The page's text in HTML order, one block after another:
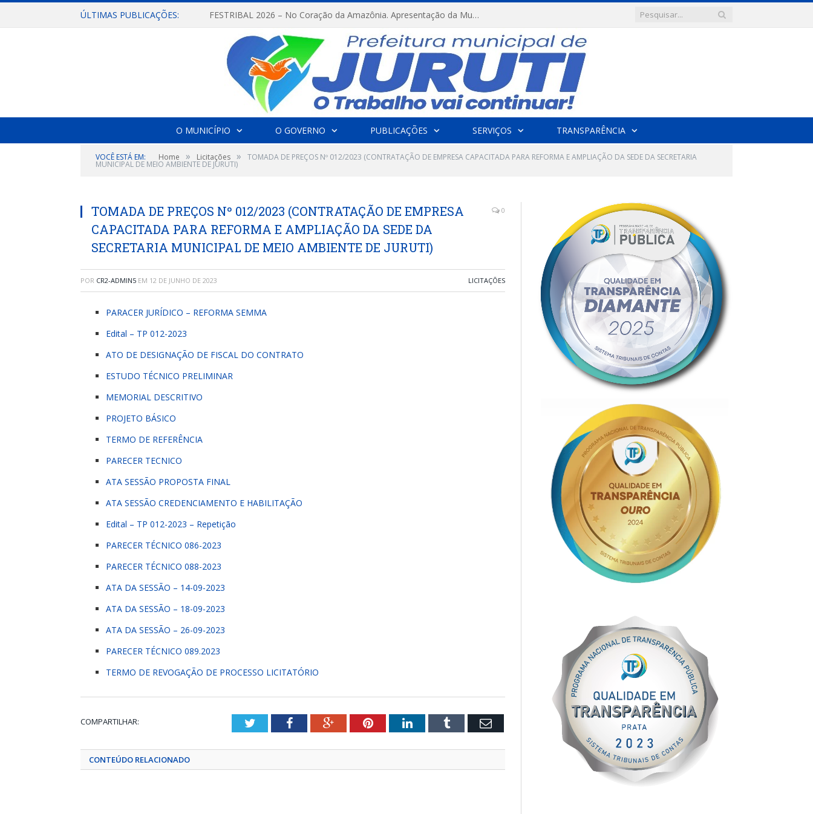
ÚLTIMAS PUBLICAÇÕES: FESTRIBAL 2026 – No Coração da Amazônia. Apresentação da Munduruku.
O MUNICÍPIO O GOVERNO PUBLICAÇÕES SERVIÇOS TRANSPARÊNCIA
VOCÊ ESTÁ EM: Home » Licitações » TOMADA DE PREÇOS Nº 012/2023 (CONTRATAÇÃO DE EMPRESA CAPACITADA PARA REFORMA E AMPLIAÇÃO DA SEDE DA SECRETARIA
MUNICIPAL DE MEIO AMBIENTE DE JURUTI)
TOMADA DE PREÇOS Nº 012/2023 (CONTRATAÇÃO DE EMPRESA
CAPACITADA PARA REFORMA E AMPLIAÇÃO DA SEDE DA
SECRETARIA MUNICIPAL DE MEIO AMBIENTE DE JURUTI)
0
POR CR2-ADMIN5 EM 12 DE JUNHO DE 2023 LICITAÇÕES
PARACER JURÍDICO – REFORMA SEMMA
Edital – TP 012-2023
ATO DE DESIGNAÇÃO DE FISCAL DO CONTRATO
ESTUDO TÉCNICO PRELIMINAR
MEMORIAL DESCRITIVO
PROJETO BÁSICO
TERMO DE REFERÊNCIA
PARECER TECNICO
ATA SESSÃO PROPOSTA FINAL
ATA SESSÃO CREDENCIAMENTO E HABILITAÇÃO
Edital – TP 012-2023 – Repetição
PARECER TÉCNICO 086-2023
PARECER TÉCNICO 088-2023
ATA DA SESSÃO – 14-09-2023
ATA DA SESSÃO – 18-09-2023
ATA DA SESSÃO – 26-09-2023
PARECER TÉCNICO 089.2023
TERMO DE REVOGAÇÃO DE PROCESSO LICITATÓRIO
COMPARTILHAR: TwitterFacebookGoogle+PinterestLinkedInTumblr Email
CONTEÚDO RELACIONADO